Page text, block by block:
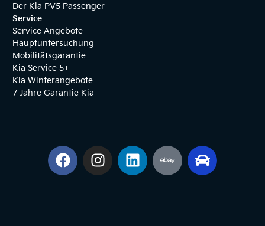
Der Kia PV5 Passenger
Service
Service Angebote
Hauptuntersuchung
Mobilitätsgarantie
Kia Service 5+
Kia Winterangebote
7 Jahre Garantie Kia